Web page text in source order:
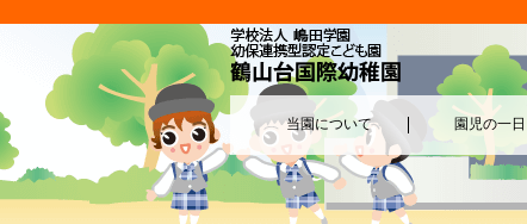
当園について 園児の一日